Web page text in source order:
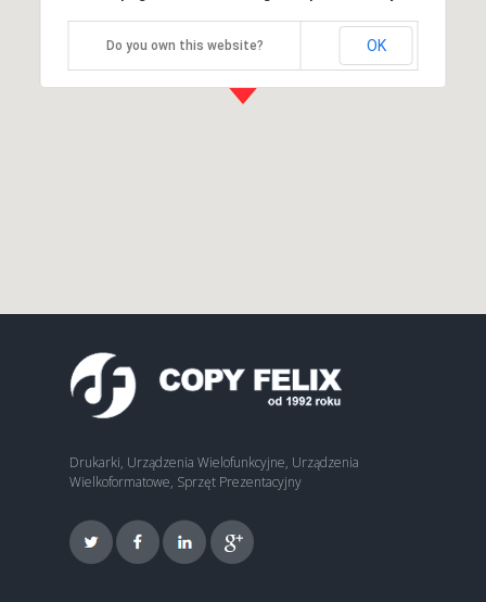
Do you own this website? OK
Drukarki, Urządzenia Wielofunkcyjne, Urządzenia
Wielkoformatowe, Sprzęt Prezentacyjny